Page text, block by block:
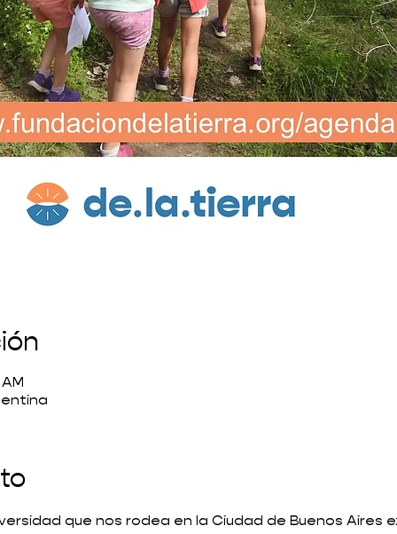
que nos rodea en la Ciudad de Buenos Aires